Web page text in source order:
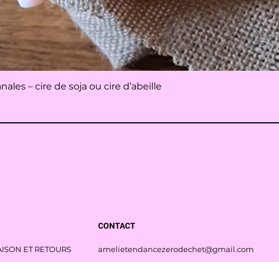
Aperçu rapide
– cire de soja ou cire d’abeille
CONTACT
ET RETOURS amelietendancezerodechet@gmail.com